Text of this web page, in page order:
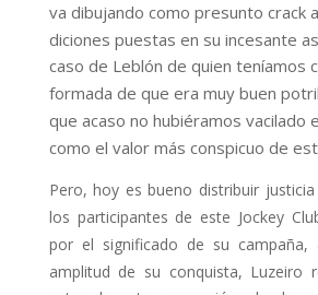
va dibujando como presunto crack
diciones puestas en su incesante
caso de Leblón de quien teníamos
formada de que era muy buen
que acaso no hubiéramos vacilado
como el valor más conspicuo de
Pero, hoy es bueno distribuir
los participantes de este Jockey
por el significado de su
amplitud de su conquista, Luzeiro